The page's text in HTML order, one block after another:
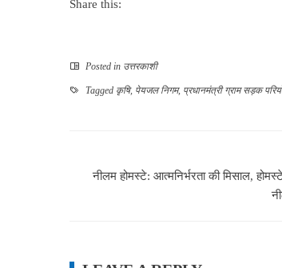
Share this:
Posted in उत्तरकाशी
Tagged कृषि, पेयजल निगम, प्रधानमंत्री ग्राम सड़क
नीलम होमस्टे: आत्मनिर्भरता की मिसाल,